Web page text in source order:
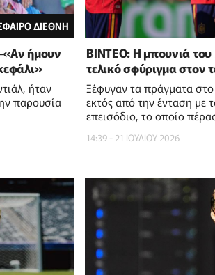
ΔΙΕΘΝΗ
«Αν ήμουν
ήταν
παρουσία
BINTEO: H μπουνιά
τελικό σφύριγμα στον
Ξέφυγαν τα πράγματα στο
εκτός από την ένταση με
επεισόδιο, το οποίο
14:39 - 21 ΙΟΥΛΙΟΥ 2026